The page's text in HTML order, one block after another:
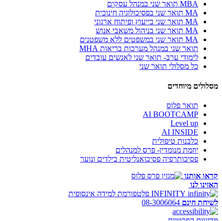
MBA תואר שני במנהל עסקים
MA תואר שני בפסיכולוגיה חינוכית
MA תואר שני בייעוץ ופיתוח ארגוני
MA תואר שני בניהול משאבי אנוש
MA תואר שני במשפטים ללא משפטנים
תואר שני במנהל מערכות בריאות MHA
לימודי ערב- תואר שני לאנשים עובדים
כל מסלולי תואר שני
מסלולים מיוחדים
תואר פלוס
AI BOOTCAMP
Level up
AI INSIDE
כלבנות טיפולית
יוזמת מנומדין- פרס למנהלים
פסיכותרפיה פסיכואנליטית בילדים ונוער
קראו אותנו
האזינו לנו
INFINITY פלטפורמת למידה אינסופית
לשיחת חינם 08-3006064